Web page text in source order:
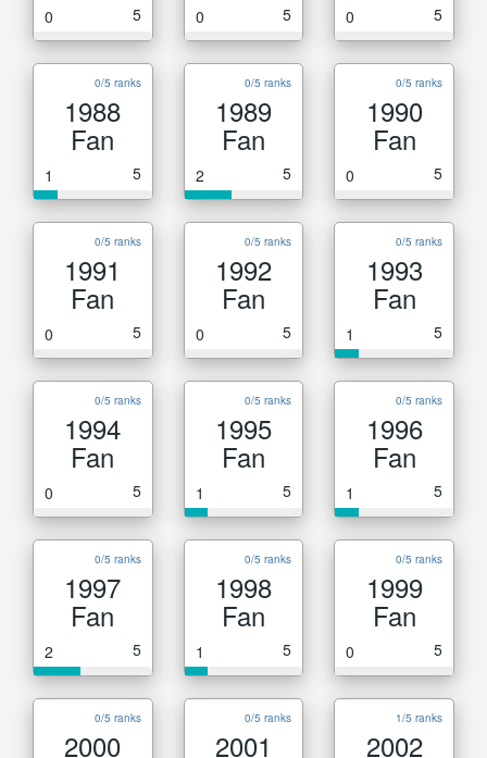
0 5 0 5 0 5
0/5 ranks
1988
Fan
1 5
0/5 ranks
1989
Fan
2 5
0/5 ranks
1990
Fan
0 5
0/5 ranks
1991
Fan
0 5
0/5 ranks
1992
Fan
0 5
0/5 ranks
1993
Fan
1 5
0/5 ranks
1994
Fan
0 5
0/5 ranks
1995
Fan
1 5
0/5 ranks
1996
Fan
1 5
0/5 ranks
1997
Fan
2 5
0/5 ranks
1998
Fan
1 5
0/5 ranks
1999
Fan
0 5
0/5 ranks
2000
0/5 ranks
2001
1/5 ranks
2002